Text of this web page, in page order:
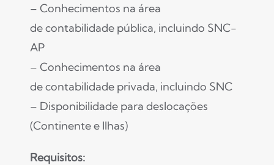
– Conhecimentos na área
de contabilidade pública, incluindo SNC-
AP
– Conhecimentos na área
de contabilidade privada, incluindo SNC
– Disponibilidade para deslocações
(Continente e Ilhas)
Requisitos: